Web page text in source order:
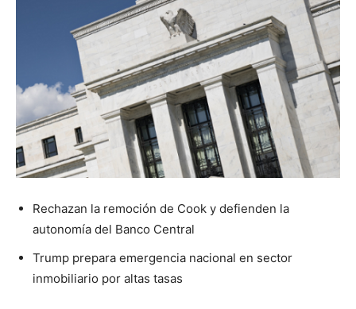
Rechazan la remoción de Cook y defienden la
autonomía del Banco Central
Trump prepara emergencia nacional en sector
inmobiliario por altas tasas